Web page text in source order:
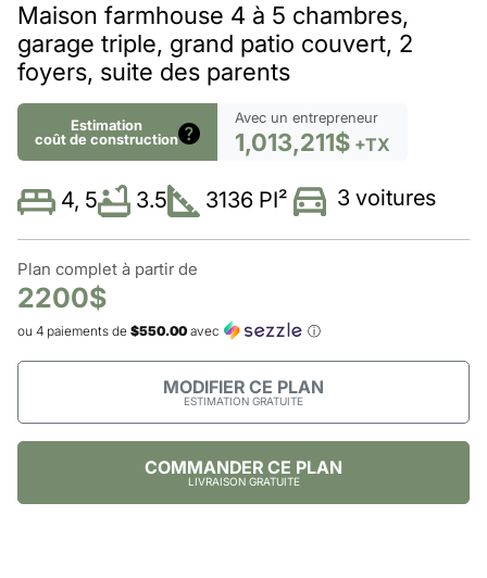
Maison farmhouse 4 à 5 chambres,
garage triple, grand patio couvert, 2
foyers, suite des parents
Estimation
coût de construction
Avec un entrepreneur
1,013,211$ +TX
4, 5 3.5 3136 PI² 3 voitures
Plan complet à partir de
2200$
ou 4 paiements de $550.00 avec ⓘ
MODIFIER CE PLAN
ESTIMATION GRATUITE
COMMANDER CE PLAN
LIVRAISON GRATUITE